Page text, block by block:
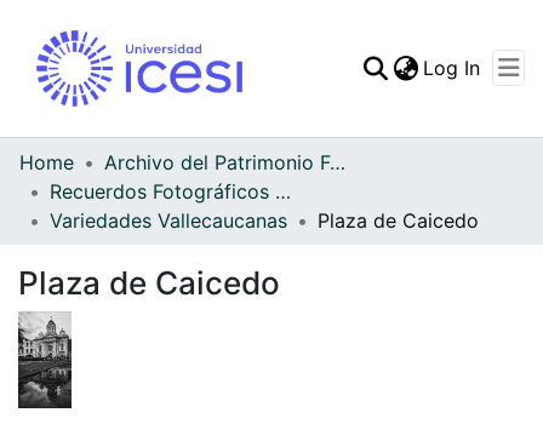
Log In
Home
Archivo del Patrimonio Fotográfico y Fílmico del Valle del Cauca
Recuerdos Fotográficos Vallecaucanos
Variedades Vallecaucanas
Plaza de Caicedo
Plaza de Caicedo